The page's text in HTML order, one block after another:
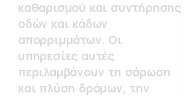
καθαρισμού και συντήρησης
οδών και κάδων
απορριμμάτων. Οι
υπηρεσίες αυτές
περιλαμβάνουν τη σάρωση
και πλύση δρόμων, την